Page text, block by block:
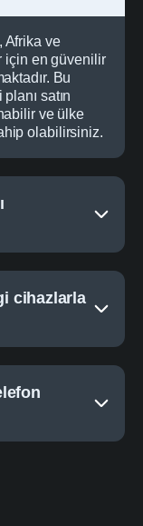
Afrika ve
için en güvenilir
Bu
satın
ve ülke
olabilirsiniz.
cihazlarla